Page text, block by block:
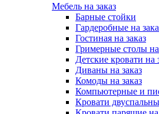
Мебель на заказ
Барные стойки
Гардеробные на
Гостиная на заказ
Гримерные столы на
Детские кровати на
Диваны на заказ
Комоды на заказ
Компьютерные и
Кровати